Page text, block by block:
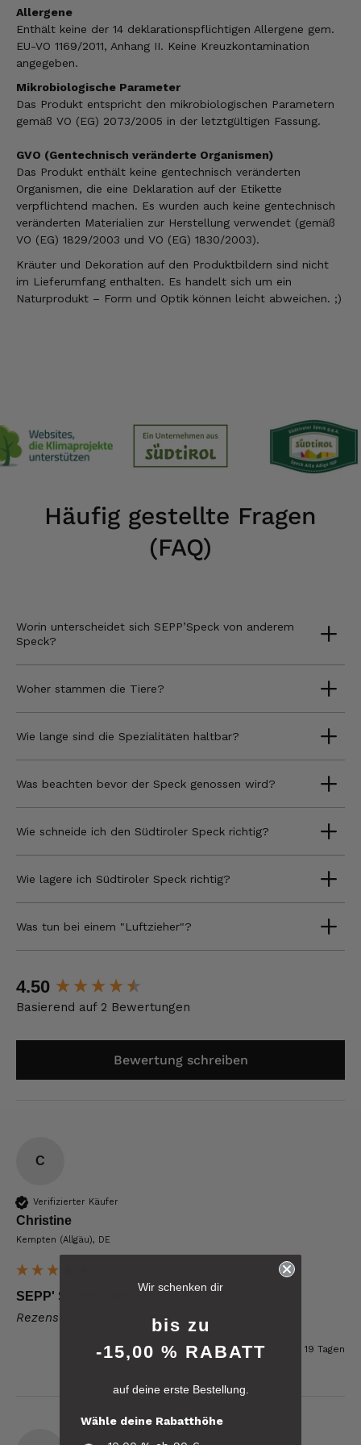
Allergene
Enthält keine der 14 deklarationspflichtigen Allergene gem.
EU-VO 1169/2011, Anhang II. Keine Kreuzkontamination
angegeben.
Mikrobiologische Parameter
Das Produkt entspricht den mikrobiologischen Parametern
gemäß VO (EG) 2073/2005 in der letztgültigen Fassung.
GVO (Gentechnisch veränderte Organismen)
Das Produkt enthält keine gentechnisch veränderten
Organismen, die eine Deklaration auf der Etikette
verpflichtend machen. Es wurden auch keine gentechnisch
veränderten Materialien zur Herstellung verwendet (gemäß
VO (EG) 1829/2003 und VO (EG) 1830/2003).
Kräuter und Dekoration auf den Produktbildern sind nicht
im Lieferumfang enthalten. Es handelt sich um ein
Naturprodukt – Form und Optik können leicht abweichen. ;)
Häufig gestellte Fragen
(FAQ)
Worin unterscheidet sich SEPP’Speck von anderem
Speck?
Woher stammen die Tiere?
Wie lange sind die Spezialitäten haltbar?
Was beachten bevor der Speck genossen wird?
Wie schneide ich den Südtiroler Speck richtig?
Wie lagere ich Südtiroler Speck richtig?
Was tun bei einem "Luftzieher"?
4.50
Basierend auf 2 Bewertungen
Bewertung schreiben
C
Verifizierter Käufer
Christine
Kempten (Allgäu), DE
SEPP' Salami Sticks (6 Stk.) *NEU*
Rezensent hat keine Kommentare hinterlassen.
vor 19 Tagen
New content loaded
rating 6.242
reviews-io
Verifizierter Kunde
Wir schenken dir
bis zu
-15,00 % RABATT
auf deine erste Bestellung.
Wähle deine Rabatthöhe